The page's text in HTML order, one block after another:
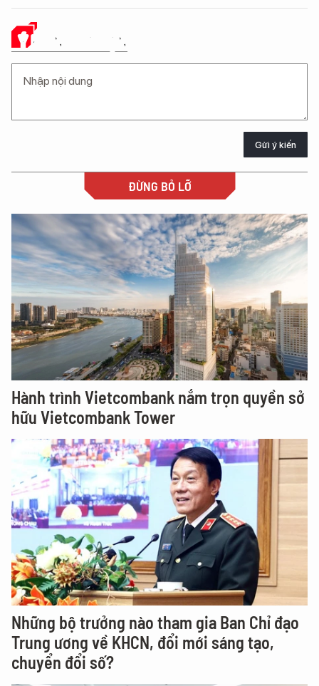
Ý KIẾN CỦA BẠN
Gửi ý kiến
ĐỪNG BỎ LỠ
Hành trình Vietcombank nắm trọn quyền sở
hữu Vietcombank Tower
Những bộ trưởng nào tham gia Ban Chỉ đạo
Trung ương về KHCN, đổi mới sáng tạo,
chuyển đổi số?